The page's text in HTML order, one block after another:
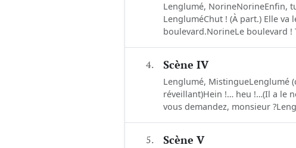
Lenglumé, NorineNorineEnfin,
LengluméChut ! (À part.) Elle
boulevard.NorineLe boulevard !
4. Scène IV
Lenglumé, MistingueLenglumé
réveillant)Hein !… heu !…(Il a le
vous demandez, monsieur
5. Scène V